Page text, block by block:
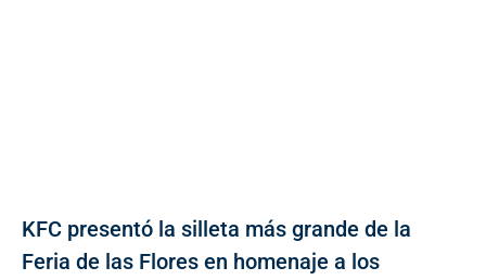
KFC presentó la silleta más grande de la
Feria de las Flores en homenaje a los